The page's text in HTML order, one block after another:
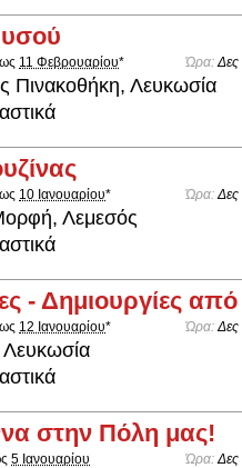
11 Φεβρουαρίου* Ώρα: Δες
Πινακοθήκη, Λευκωσία
10 Ιανουαρίου* Ώρα: Δες
Λεμεσός
- Δημιουργίες
12 Ιανουαρίου* Ώρα: Δες
στην Πόλη μας!
5 Ιανουαρίου Ώρα:Δες